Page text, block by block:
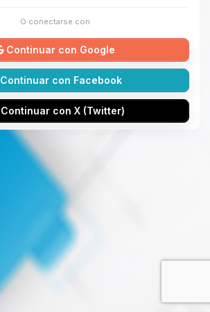
O conectarse con
Continuar con Google
Continuar con Facebook
Continuar con X (Twitter)